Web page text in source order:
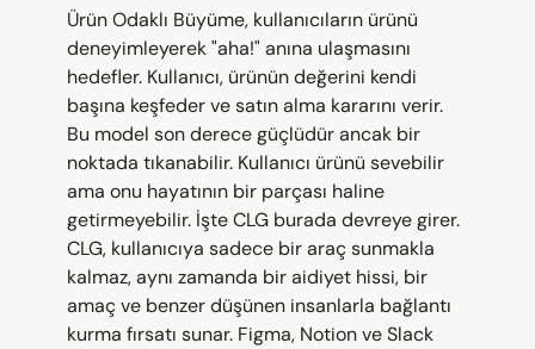
Ürün Odaklı Büyüme, kullanıcıların ürünü
deneyimleyerek "aha!" anına ulaşmasını
hedefler. Kullanıcı, ürünün değerini kendi
başına keşfeder ve satın alma kararını verir.
Bu model son derece güçlüdür ancak bir
noktada tıkanabilir. Kullanıcı ürünü sevebilir
ama onu hayatının bir parçası haline
getirmeyebilir. İşte CLG burada devreye girer.
CLG, kullanıcıya sadece bir araç sunmakla
kalmaz, aynı zamanda bir aidiyet hissi, bir
amaç ve benzer düşünen insanlarla bağlantı
kurma fırsatı sunar. Figma, Notion ve Slack